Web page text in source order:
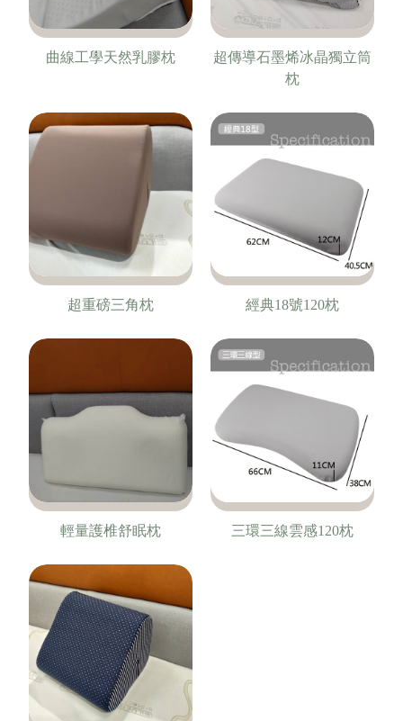
曲線工學天然乳膠枕
超傳導石墨烯冰晶獨立筒
枕
超重磅三角枕 經典18號120枕
輕量護椎舒眠枕 三環三線雲感120枕